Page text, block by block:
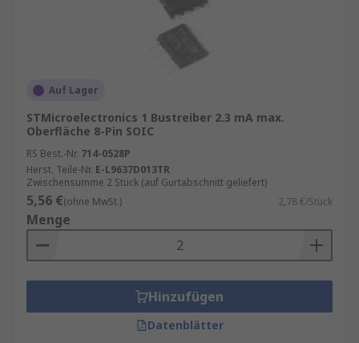
Auf Lager
STMicroelectronics 1 Bustreiber 2.3 mA max.
Oberfläche 8-Pin SOIC
RS Best.-Nr. 714-0528P
Herst. Teile-Nr. E-L9637D013TR
Zwischensumme 2 Stück (auf Gurtabschnitt geliefert)
5,56 €(ohne MwSt.) 2,78 €/Stück
Menge
Hinzufügen
Datenblätter